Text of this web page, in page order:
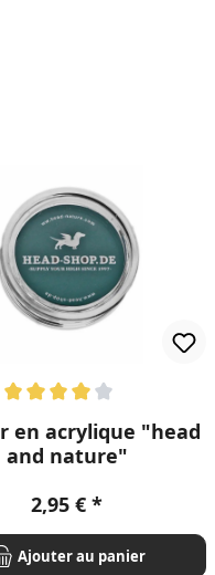
de 4 sur 5 étoiles
en acrylique "head
and nature"
Prix régulier :
2,95 €
Ajouter au panier